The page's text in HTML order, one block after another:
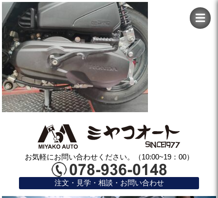
お気軽にお問い合わせください。（10:00~19：00）
注文・見学・相談・お問い合わせ